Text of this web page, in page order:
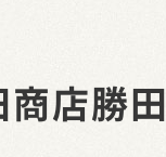
店勝田